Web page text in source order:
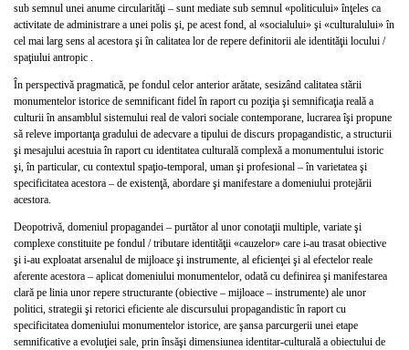
sub semnul unei anume circularităţi – sunt mediate sub semnul «politicului» înţeles ca
activitate de administrare a unei polis şi, pe acest fond, al «socialului» şi «culturalului» în
cel mai larg sens al acestora şi în calitatea lor de repere definitorii ale identităţii locului /
spaţiului antropic .
În perspectivă pragmatică, pe fondul celor anterior arătate, sesizând calitatea stării
monumentelor istorice de semnificant fidel în raport cu poziţia şi semnificaţia reală a
culturii în ansamblul sistemului real de valori sociale contemporane, lucrarea îşi propune
să releve importanţa gradului de adecvare a tipului de discurs propagandistic, a structurii
şi mesajului acestuia în raport cu identitatea culturală complexă a monumentului istoric
şi, în particular, cu contextul spaţio-temporal, uman şi profesional – în varietatea şi
specificitatea acestora – de existenţă, abordare şi manifestare a domeniului protejării
acestora.
Deopotrivă, domeniul propagandei – purtător al unor conotaţii multiple, variate şi
complexe constituite pe fondul / tributare identităţii «cauzelor» care i-au trasat obiective
şi i-au exploatat arsenalul de mijloace şi instrumente, al eficienţei şi al efectelor reale
aferente acestora – aplicat domeniului monumentelor, odată cu definirea şi manifestarea
clară pe linia unor repere structurante (obiective – mijloace – instrumente) ale unor
politici, strategii şi retorici eficiente ale discursului propagandistic în raport cu
specificitatea domeniului monumentelor istorice, are şansa parcurgerii unei etape
semnificative a evoluţiei sale, prin însăşi dimensiunea identitar-culturală a obiectului de